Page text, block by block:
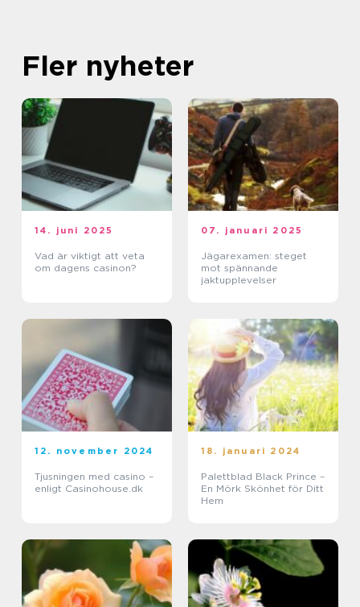
Fler nyheter
14. juni 2025
Vad är viktigt att veta
om dagens casinon?
07. januari 2025
Jägarexamen: steget
mot spännande
jaktupplevelser
12. november 2024
Tjusningen med casino –
enligt Casinohouse.dk
18. januari 2024
Palettblad Black Prince –
En Mörk Skönhet för Ditt
Hem